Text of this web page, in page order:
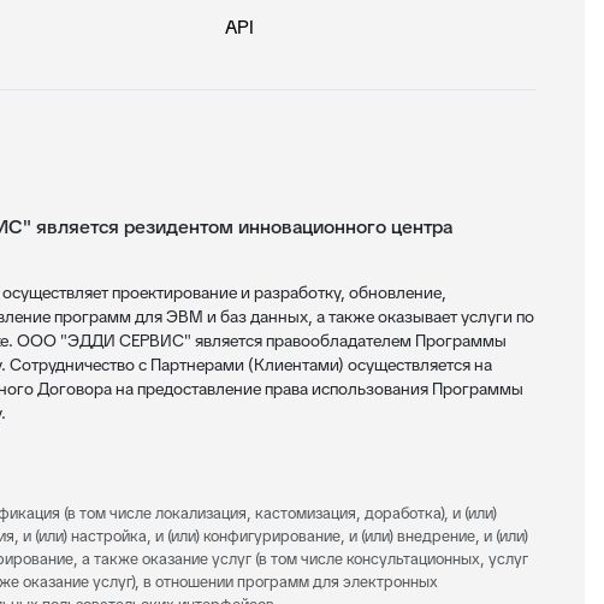
API
резидентом инновационного центра
проектирование и разработку, обновление,
программ для ЭВМ и баз данных, а также оказывает услуги по
ООО "ЭДДИ СЕРВИС" является правообладателем Программы
с Партнерами (Клиентами) осуществляется на
Договора на предоставление права использования Программы
(в том числе локализация, кастомизация, доработка), и (или)
и (или) настройка, и (или) конфигурирование, и (или) внедрение, и (или)
а также оказание услуг (в том числе консультационных, услуг
оказание услуг), в отношении программ для электронных